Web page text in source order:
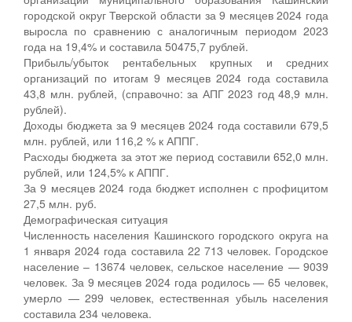
городской округ Тверской области за 9 месяцев 2024 года
выросла по сравнению с аналогичным периодом 2023
года на 19,4% и составила 50475,7 рублей.
Прибыль/убыток рентабельных крупных и средних
организаций по итогам 9 месяцев 2024 года составила
43,8 млн. рублей, (справочно: за АПГ 2023 год 48,9 млн.
рублей).
Доходы бюджета за 9 месяцев 2024 года составили 679,5
млн. рублей, или 116,2 % к АППГ.
Расходы бюджета за этот же период составили 652,0 млн.
рублей, или 124,5% к АППГ.
За 9 месяцев 2024 года бюджет исполнен с профицитом
27,5 млн. руб.
Демографическая ситуация
Численность населения Кашинского городского округа на
1 января 2024 года составила 22 713 человек. Городское
население – 13674 человек, сельское население — 9039
человек. За 9 месяцев 2024 года родилось — 65 человек,
умерло — 299 человек, естественная убыль населения
составила 234 человека.